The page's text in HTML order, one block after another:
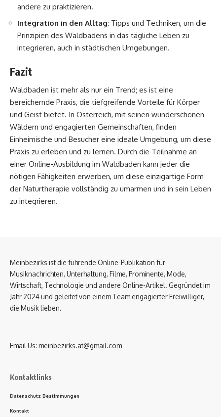
andere zu praktizieren.
Integration in den Alltag: Tipps und Techniken, um die
Prinzipien des Waldbadens in das tägliche Leben zu
integrieren, auch in städtischen Umgebungen.
Fazit
Waldbaden ist mehr als nur ein Trend; es ist eine
bereichernde Praxis, die tiefgreifende Vorteile für Körper
und Geist bietet. In Österreich, mit seinen wunderschönen
Wäldern und engagierten Gemeinschaften, finden
Einheimische und Besucher eine ideale Umgebung, um diese
Praxis zu erleben und zu lernen. Durch die Teilnahme an
einer Online-Ausbildung im Waldbaden kann jeder die
nötigen Fähigkeiten erwerben, um diese einzigartige Form
der Naturtherapie vollständig zu umarmen und in sein Leben
zu integrieren.
Meinbezirks ist die führende Online-Publikation für
Musiknachrichten, Unterhaltung, Filme, Prominente, Mode,
Wirtschaft, Technologie und andere Online-Artikel. Gegründet im
Jahr 2024 und geleitet von einem Team engagierter Freiwilliger,
die Musik lieben.
Email Us: meinbezirks.at@gmail.com
Kontaktlinks
Datenschutz Bestimmungen
Kontakt